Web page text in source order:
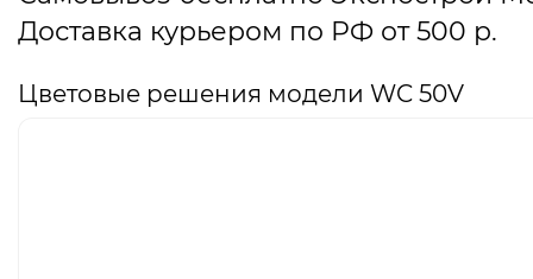
Доставка курьером по РФ от 500 р.
Цветовые решения модели WC 50V